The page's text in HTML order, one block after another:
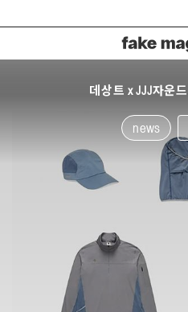
데상트 x JJJ자운
news